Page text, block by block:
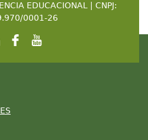
EDUCACIONAL | CNPJ:
0001-26